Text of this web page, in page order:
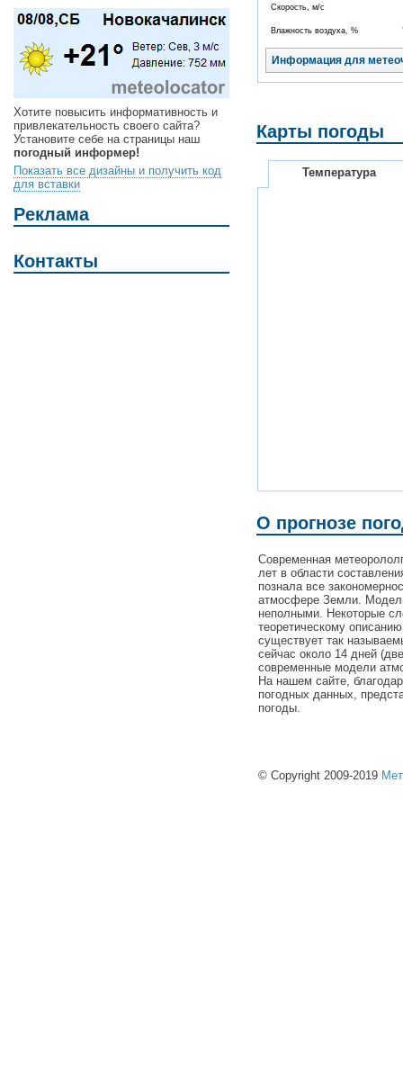
Хотите повысить информативность и
привлекательность своего сайта?
Установите себе на страницы наш
погодный информер!
Показать все дизайны и получить код
для вставки
Реклама
Контакты
Скорость, м/с
Влажность воздуха, %
Информация для
Карты погоды
Температура
О прогнозе
Современная
лет в области
познала все
атмосфере Земли.
неполными. Некоторые
теоретическому
существует так
сейчас около 14 дней
современные модели
На нашем сайте,
погодных данных,
погоды.
© Copyright 2009-2019